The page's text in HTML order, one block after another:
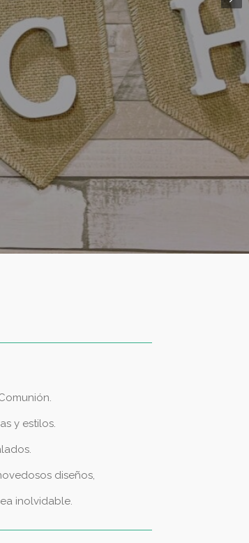
y estilos.
diseños,
inolvidable.